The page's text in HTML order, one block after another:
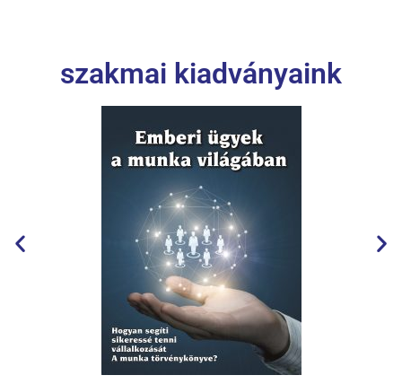
szakmai kiadványaink